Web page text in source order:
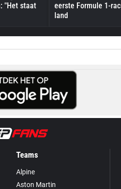
"Het staat
eerste Formule 1-
land
Teams
Alpine
Aston Martin